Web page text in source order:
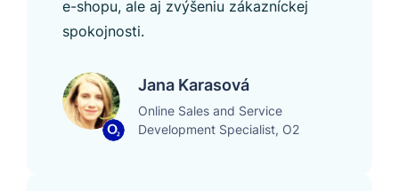
e-shopu, ale aj zvýšeniu zákazníckej
spokojnosti.
Jana Karasová
Online Sales and Service
Development Specialist, O2